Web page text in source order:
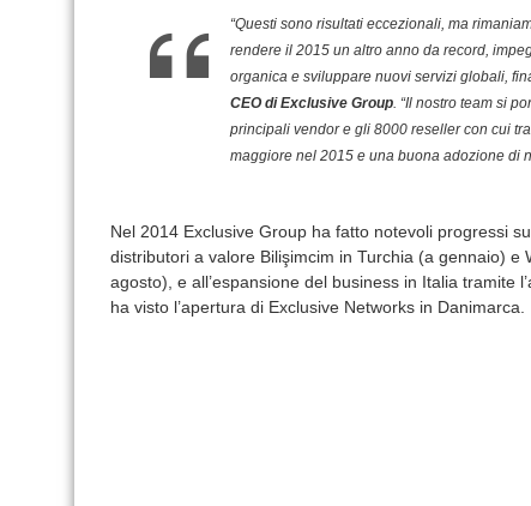
“Questi sono risultati eccezionali, ma
rendere il 2015 un altro anno da record,
organica e sviluppare nuovi servizi globali,
CEO di Exclusive Group. “Il nostro team si
principali vendor e gli 8000 reseller con cui
maggiore nel 2015 e una buona adozione di
Nel 2014 Exclusive Group ha fatto notevoli progressi
distributori a valore Bilişimcim in Turchia (a gennaio) e
agosto), e all’espansione del business in Italia tramite
ha visto l’apertura di Exclusive Networks in Danimarca.